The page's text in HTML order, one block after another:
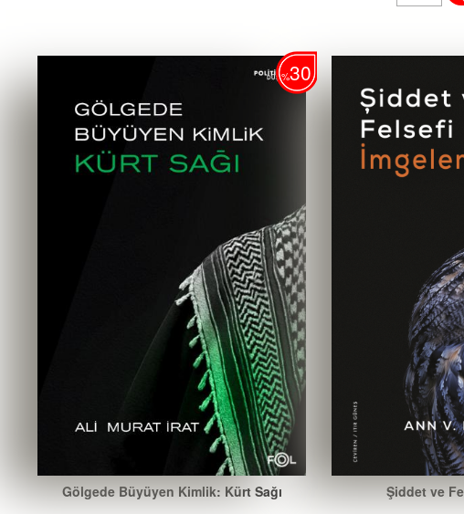
%30
Gölgede Büyüyen Kimlik: Kürt Sağı Şiddet ve